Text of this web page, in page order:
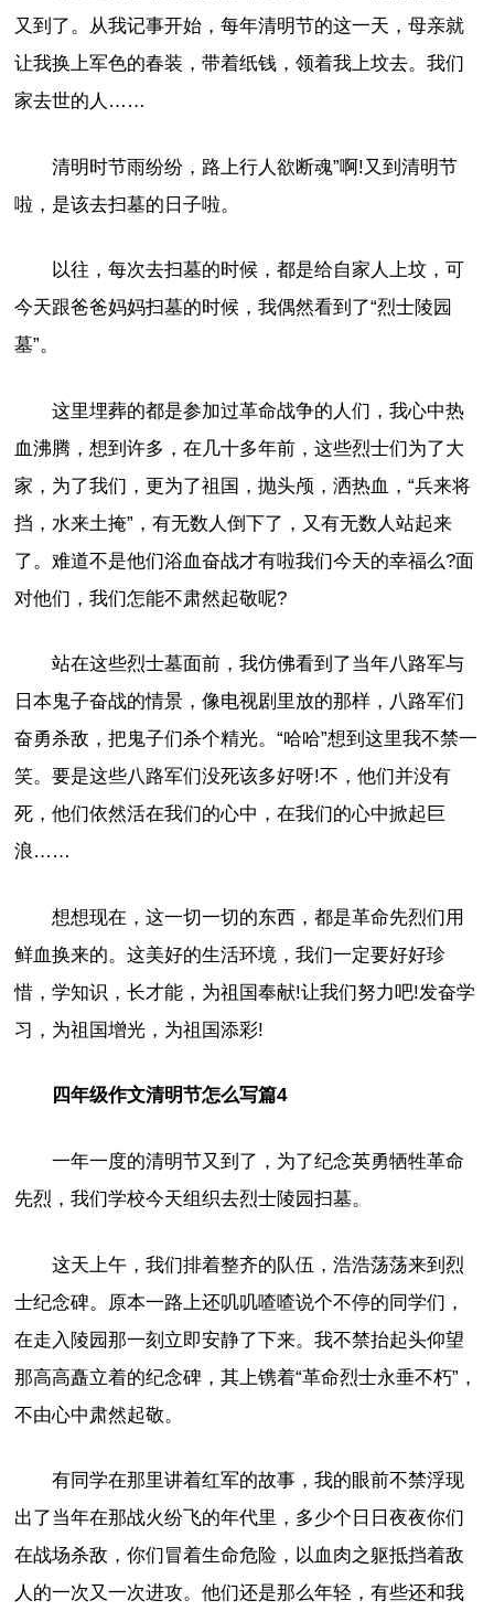
又到了。从我记事开始，每年清明节的这一天，母亲就
让我换上军色的春装，带着纸钱，领着我上坟去。我们
家去世的人……
清明时节雨纷纷，路上行人欲断魂”啊!又到清明节
啦，是该去扫墓的日子啦。
以往，每次去扫墓的时候，都是给自家人上坟，可
今天跟爸爸妈妈扫墓的时候，我偶然看到了“烈士陵园
墓”。
这里埋葬的都是参加过革命战争的人们，我心中热
血沸腾，想到许多，在几十多年前，这些烈士们为了大
家，为了我们，更为了祖国，抛头颅，洒热血，“兵来将
挡，水来土掩”，有无数人倒下了，又有无数人站起来
了。难道不是他们浴血奋战才有啦我们今天的幸福么?面
对他们，我们怎能不肃然起敬呢?
站在这些烈士墓面前，我仿佛看到了当年八路军与
日本鬼子奋战的情景，像电视剧里放的那样，八路军们
奋勇杀敌，把鬼子们杀个精光。“哈哈”想到这里我不禁一
笑。要是这些八路军们没死该多好呀!不，他们并没有
死，他们依然活在我们的心中，在我们的心中掀起巨
浪……
想想现在，这一切一切的东西，都是革命先烈们用
鲜血换来的。这美好的生活环境，我们一定要好好珍
惜，学知识，长才能，为祖国奉献!让我们努力吧!发奋学
习，为祖国增光，为祖国添彩!
四年级作文清明节怎么写篇4
一年一度的清明节又到了，为了纪念英勇牺牲革命
先烈，我们学校今天组织去烈士陵园扫墓。
这天上午，我们排着整齐的队伍，浩浩荡荡来到烈
士纪念碑。原本一路上还叽叽喳喳说个不停的同学们，
在走入陵园那一刻立即安静了下来。我不禁抬起头仰望
那高高矗立着的纪念碑，其上镌着“革命烈士永垂不朽”，
不由心中肃然起敬。
有同学在那里讲着红军的故事，我的眼前不禁浮现
出了当年在那战火纷飞的年代里，多少个日日夜夜你们
在战场杀敌，你们冒着生命危险，以血肉之躯抵挡着敌
人的一次又一次进攻。他们还是那么年轻，有些还和我